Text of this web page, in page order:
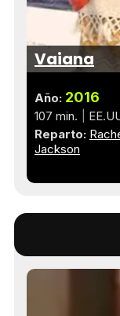
Vaiana
Año: 2016
107 min.
Reparto:
Jackson